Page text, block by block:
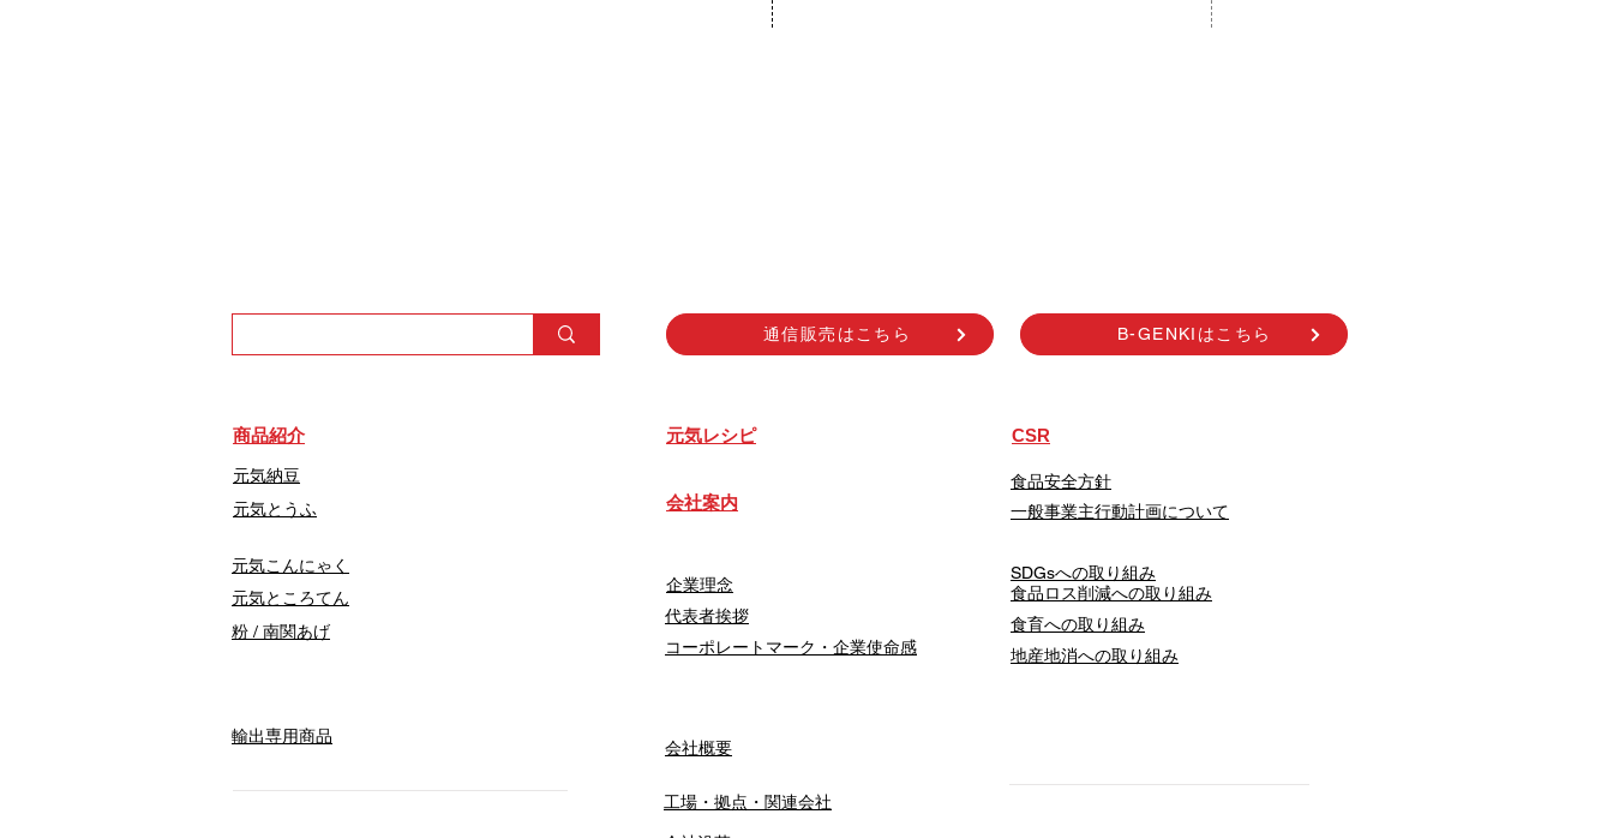
通信販売はこちら B-GENKIはこちら
商品紹介
元気納豆
元気とうふ
​元気レシピ CSR
会社案内
食品安全方針
一般事業主行動計画について
元気こんにゃく
元気ところてん
​粉 / 南関あげ
企業理念
代表者挨拶
コーポレートマーク・企業使命感
SDGsへの取り組み
食品ロス削減への取り組み
食育への取り組み
地産地消への取り組み
輸出専用商品
会社概要
工場・拠点・関連会社